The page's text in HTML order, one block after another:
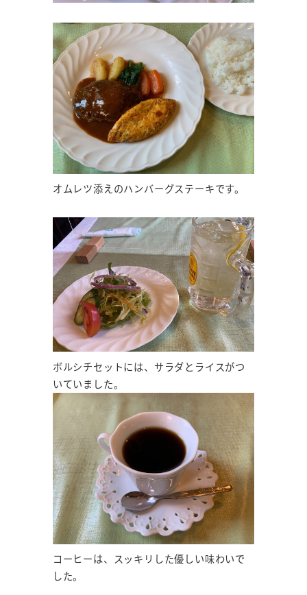
オムレツ添えのハンバーグステーキです。
ボルシチセットには、サラダとライスがつ
いていました。
コーヒーは、スッキリした優しい味わいで
した。